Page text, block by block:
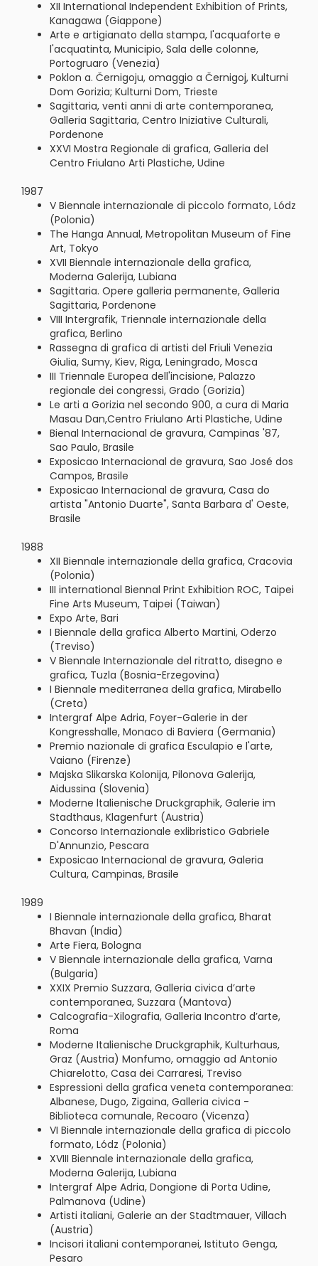
XII International Independent Exhibition of Prints,
Kanagawa (Giappone)
Arte e artigianato della stampa, l'acquaforte e
l'acquatinta, Municipio, Sala delle colonne,
Portogruaro (Venezia)
Poklon a. Černigoju, omaggio a Černigoj, Kulturni
Dom Gorizia; Kulturni Dom, Trieste
Sagittaria, venti anni di arte contemporanea,
Galleria Sagittaria, Centro Iniziative Culturali,
Pordenone
XXVI Mostra Regionale di grafica, Galleria del
Centro Friulano Arti Plastiche, Udine
1987
V Biennale internazionale di piccolo formato, Lódz
(Polonia)
The Hanga Annual, Metropolitan Museum of Fine
Art, Tokyo
XVII Biennale internazionale della grafica,
Moderna Galerija, Lubiana
Sagittaria. Opere galleria permanente, Galleria
Sagittaria, Pordenone
VIII Intergrafik, Triennale internazionale della
grafica, Berlino
Rassegna di grafica di artisti del Friuli Venezia
Giulia, Sumy, Kiev, Riga, Leningrado, Mosca
III Triennale Europea dell'incisione, Palazzo
regionale dei congressi, Grado (Gorizia)
Le arti a Gorizia nel secondo 900, a cura di Maria
Masau Dan,Centro Friulano Arti Plastiche, Udine
Bienal Internacional de gravura, Campinas '87,
Sao Paulo, Brasile
Exposicao Internacional de gravura, Sao José dos
Campos, Brasile
Exposicao Internacional de gravura, Casa do
artista "Antonio Duarte", Santa Barbara d' Oeste,
Brasile
1988
XII Biennale internazionale della grafica, Cracovia
(Polonia)
III international Biennal Print Exhibition ROC, Taipei
Fine Arts Museum, Taipei (Taiwan)
Expo Arte, Bari
I Biennale della grafica Alberto Martini, Oderzo
(Treviso)
V Biennale Internazionale del ritratto, disegno e
grafica, Tuzla (Bosnia-Erzegovina)
I Biennale mediterranea della grafica, Mirabello
(Creta)
Intergraf Alpe Adria, Foyer-Galerie in der
Kongresshalle, Monaco di Baviera (Germania)
Premio nazionale di grafica Esculapio e l'arte,
Vaiano (Firenze)
Majska Slikarska Kolonija, Pilonova Galerija,
Aidussina (Slovenia)
Moderne ltalienische Druckgraphik, Galerie im
Stadthaus, Klagenfurt (Austria)
Concorso Internazionale exlibristico Gabriele
D'Annunzio, Pescara
Exposicao Internacional de gravura, Galeria
Cultura, Campinas, Brasile
1989
I Biennale internazionale della grafica, Bharat
Bhavan (India)
Arte Fiera, Bologna
V Biennale internazionale della grafica, Varna
(Bulgaria)
XXIX Premio Suzzara, Galleria civica d’arte
contemporanea, Suzzara (Mantova)
Calcografia-Xilografia, Galleria Incontro d’arte,
Roma
Moderne Italienische Druckgraphik, Kulturhaus,
Graz (Austria) Monfumo, omaggio ad Antonio
Chiarelotto, Casa dei Carraresi, Treviso
Espressioni della grafica veneta contemporanea:
Albanese, Dugo, Zigaina, Galleria civica -
Biblioteca comunale, Recoaro (Vicenza)
VI Biennale internazionale della grafica di piccolo
formato, Lódz (Polonia)
XVIII Biennale internazionale della grafica,
Moderna Galerija, Lubiana
Intergraf Alpe Adria, Dongione di Porta Udine,
Palmanova (Udine)
Artisti italiani, Galerie an der Stadtmauer, Villach
(Austria)
Incisori italiani contemporanei, Istituto Genga,
Pesaro